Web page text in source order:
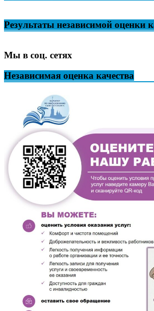
Результаты независимой оценки
Мы в соц. сетях
Независимая оценка качества